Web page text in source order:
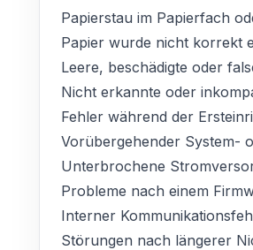
Papierstau im Papierfach
Papier wurde nicht korrekt
Leere, beschädigte oder
Nicht erkannte oder
Fehler während der
Vorübergehender System-
Unterbrochene
Probleme nach einem
Interner
Störungen nach längerer